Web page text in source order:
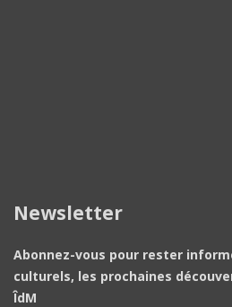
Newsletter
Abonnez-vous pour rester
culturels, les prochaines
ÎdM